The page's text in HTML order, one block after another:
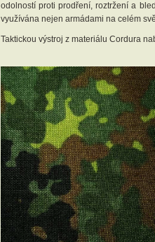
odolností proti prodření, roztržení a
využívána nejen armádami na celém
Taktickou výstroj z materiálu Cordura